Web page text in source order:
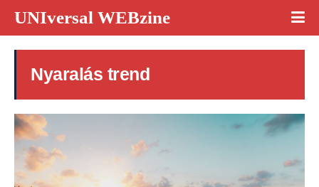
UNIversal WEBzine
Nyaralás trend